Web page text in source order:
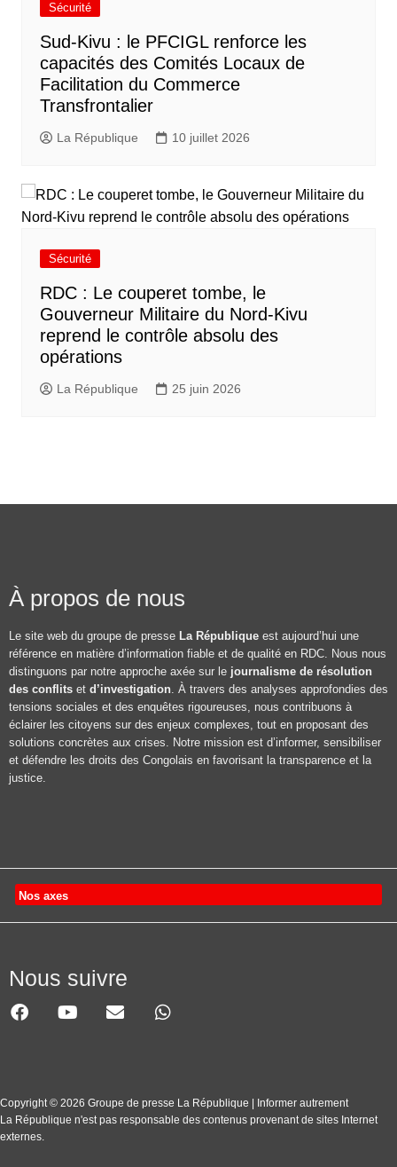
Sécurité
Sud-Kivu : le PFCIGL renforce les
capacités des Comités Locaux de
Facilitation du Commerce
Transfrontalier
La République 10 juillet 2026
Sécurité
RDC : Le couperet tombe, le
Gouverneur Militaire du Nord-Kivu
reprend le contrôle absolu des
opérations
La République 25 juin 2026
À propos de nous
Le site web du groupe de presse La République est aujourd’hui une
référence en matière d’information fiable et de qualité en RDC. Nous nous
distinguons par notre approche axée sur le journalisme de résolution
des conflits et d’investigation. À travers des analyses approfondies des
tensions sociales et des enquêtes rigoureuses, nous contribuons à
éclairer les citoyens sur des enjeux complexes, tout en proposant des
solutions concrètes aux crises. Notre mission est d’informer, sensibiliser
et défendre les droits des Congolais en favorisant la transparence et la
justice.
Nos axes
Nous suivre
Copyright © 2026 Groupe de presse La République | Informer autrement
La République n'est pas responsable des contenus provenant de sites Internet
externes.